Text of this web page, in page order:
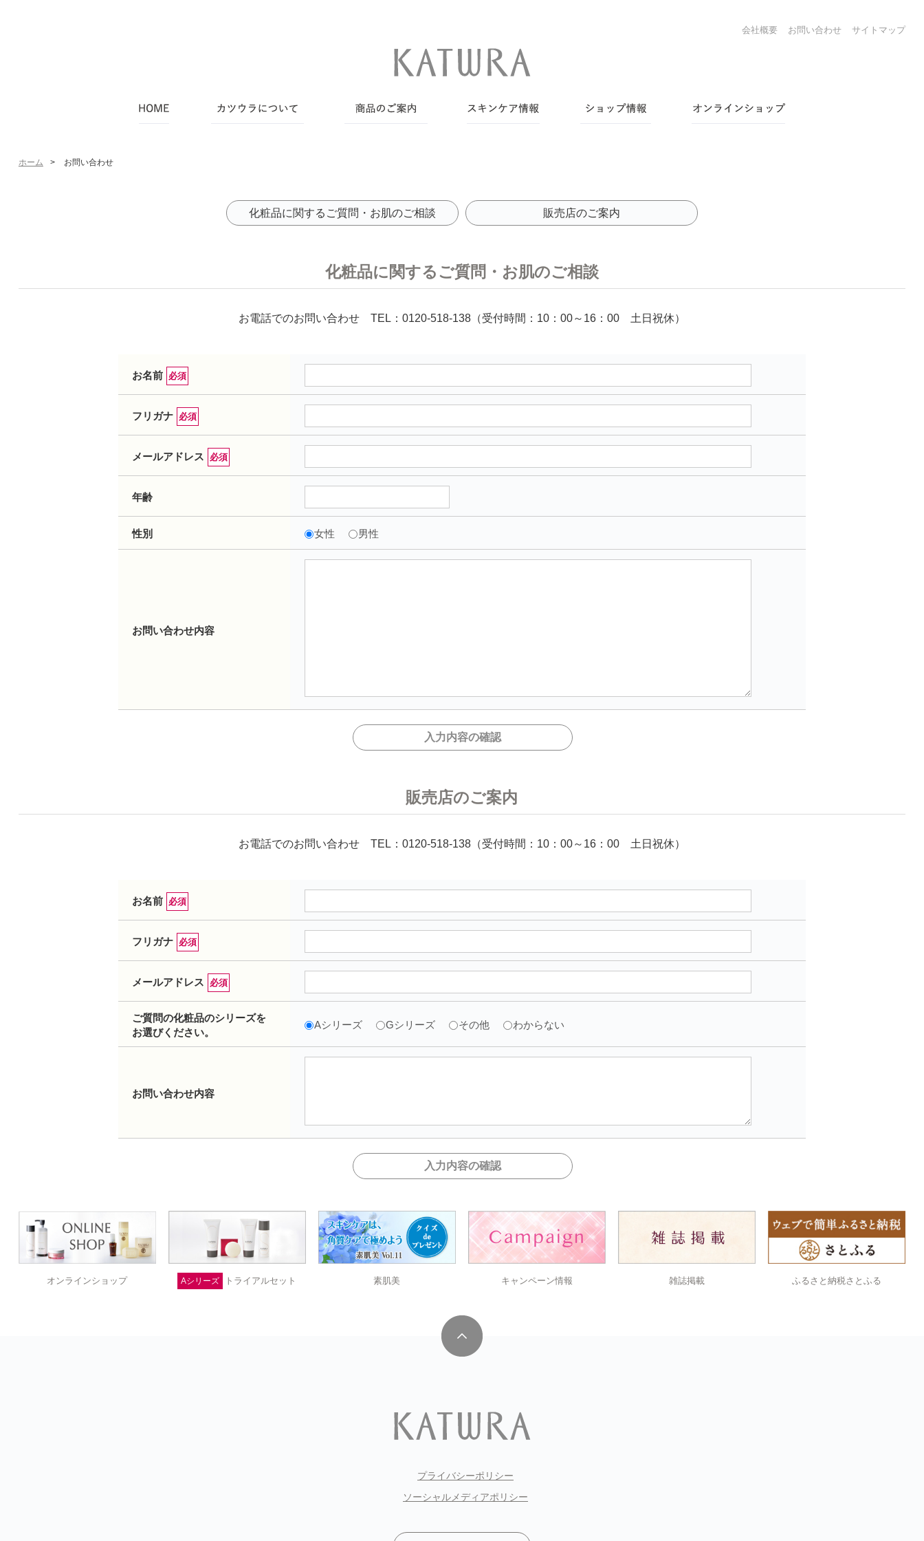
会社概要 お問い合わせ サイトマップ
ホーム > お問い合わせ
化粧品に関するご質問・お肌のご相談 販売店のご案内
化粧品に関するご質問・お肌のご相談
お電話でのお問い合わせ TEL：0120-518-138（受付時間：10：00～16：00 土日祝休）
お名前 必須
フリガナ 必須
メールアドレス 必須
年齢
性別 女性 男性
お問い合わせ内容
販売店のご案内
お電話でのお問い合わせ TEL：0120-518-138（受付時間：10：00～16：00 土日祝休）
お名前 必須
フリガナ 必須
メールアドレス 必須
ご質問の化粧品のシリーズを
お選びください。
Aシリーズ Gシリーズ その他 わからない
お問い合わせ内容
オンラインショップ Aシリーズ トライアルセット 素肌美 キャンペーン情報 雑誌掲載 ふるさと納税さとふる
プライバシーポリシー
ソーシャルメディアポリシー